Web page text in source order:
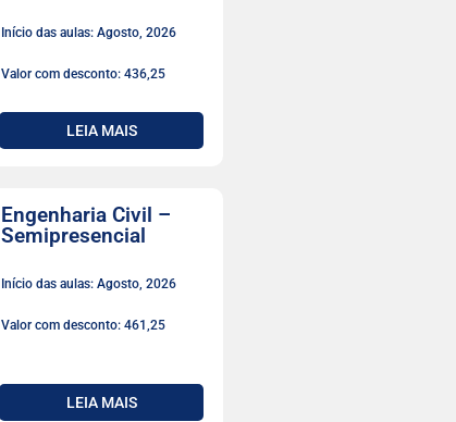
Início das aulas: Agosto, 2026
Valor com desconto: 436,25
LEIA MAIS
Engenharia Civil –
Semipresencial
Início das aulas: Agosto, 2026
Valor com desconto: 461,25
LEIA MAIS